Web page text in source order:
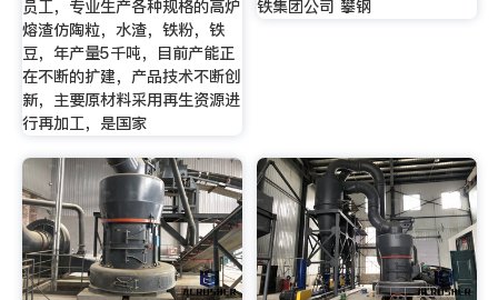
员工，专业生产各种规格的高炉
熔渣仿陶粒，水渣，铁粉，铁
豆，年产量5千吨，目前产能正
在不断的扩建，产品技术不断创
新，主要原材料采用再生资源进
行再加工，是国家
铁集团公司 攀钢